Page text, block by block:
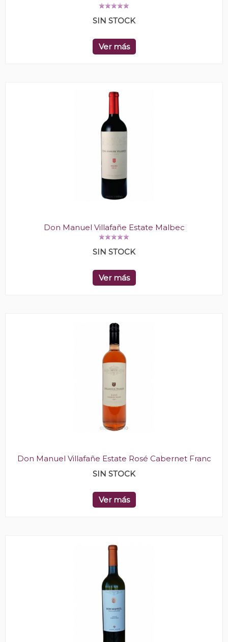
SIN STOCK
Ver más
Don Manuel Villafañe Estate Malbec
SIN STOCK
Ver más
Don Manuel Villafañe Estate Rosé Cabernet Franc
SIN STOCK
Ver más